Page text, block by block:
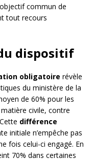
commun de
tout recours
dispositif
obligatoire révèle
du ministère de la
de 60% pour les
civile, contre
différence
initiale n’empêche pas
fois celui-ci engagé. En
70% dans certaines